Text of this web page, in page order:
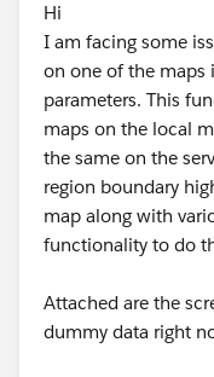
Hi
I am facing some
on one of the maps
parameters. This
maps on the local
the same on the
region boundary
map along with
functionality to do
Attached are the
dummy data right